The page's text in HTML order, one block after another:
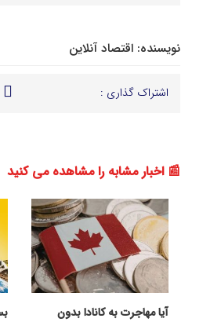
نویسنده: اقتصاد آنلاین
اشتراک گذاری :
📰 اخبار مشابه را مشاهده می کنید
آیا مهاجرت به کانادا بدون